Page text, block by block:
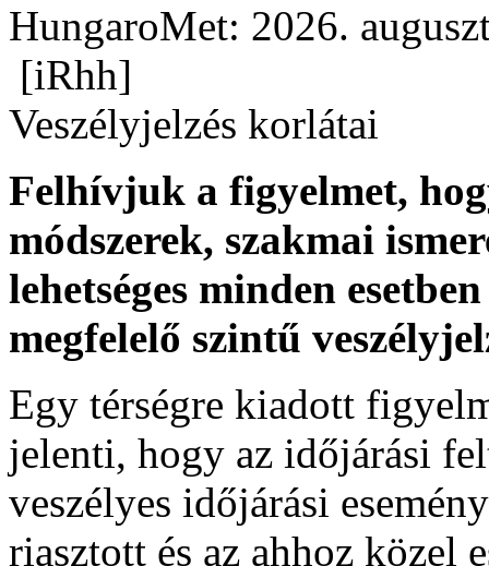
HungaroMet: 2026.
[iRhh]
Veszélyjelzés korlátai
Felhívjuk a figyelmet,
módszerek, szakmai
lehetséges minden
megfelelő szintű
Egy térségre kiadott
jelenti, hogy az időjárási
veszélyes időjárási
riasztott és az ahhoz közel